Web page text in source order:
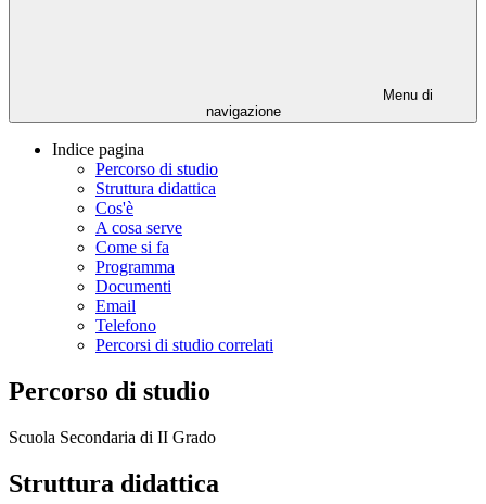
Menu di
navigazione
Indice pagina
Percorso di studio
Struttura didattica
Cos'è
A cosa serve
Come si fa
Programma
Documenti
Email
Telefono
Percorsi di studio correlati
Percorso di studio
Scuola Secondaria di II Grado
Struttura didattica